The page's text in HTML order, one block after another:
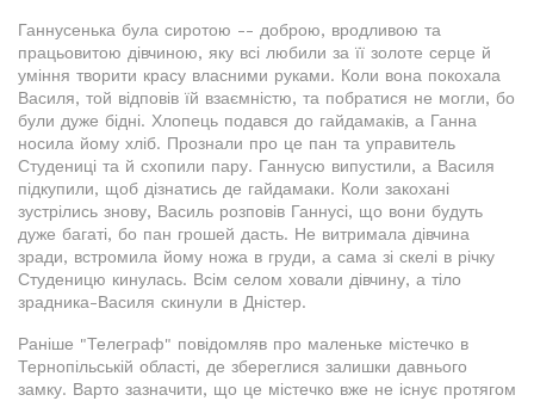
Ганнусенька була сиротою -- доброю, вродливою та
працьовитою дівчиною, яку всі любили за її золоте серце й
уміння творити красу власними руками. Коли вона покохала
Василя, той відповів їй взаємністю, та побратися не могли, бо
були дуже бідні. Хлопець подався до гайдамаків, а Ганна
носила йому хліб. Прознали про це пан та управитель
Студениці та й схопили пару. Ганнусю випустили, а Василя
підкупили, щоб дізнатись де гайдамаки. Коли закохані
зустрілись знову, Василь розповів Ганнусі, що вони будуть
дуже багаті, бо пан грошей дасть. Не витримала дівчина
зради, встромила йому ножа в груди, а сама зі скелі в річку
Студеницю кинулась. Всім селом ховали дівчину, а тіло
зрадника-Василя скинули в Дністер.
Раніше "Телеграф" повідомляв про маленьке містечко в
Тернопільській області, де збереглися залишки давнього
замку. Варто зазначити, що це містечко вже не існує протягом